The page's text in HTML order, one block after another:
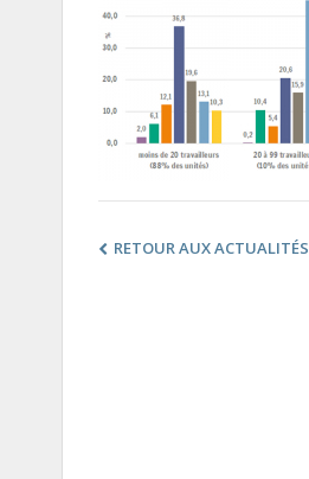
RETOUR AUX ACTUALITÉS